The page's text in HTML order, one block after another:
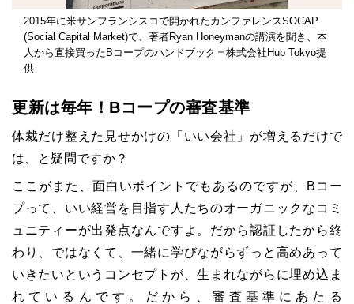
2015年に米サンフランシスコで開かれたカンファレンスSOCAP
(Social Capital Market)で、著者Ryan Honeymanの講演を聞き、本
人から直接買ったBコープのハンドブック＝株式会社Hub Tokyo提
供
更新は毎年！Bコープの審査基準
体裁だけ整えた見せかけの「いい会社」が増えるだけで
は、と疑問ですか？
ここがまた、面白いポイントでもあるのですが、 B コー
プって、いい経営を目指す人たちのオーガニックなコミ
ュニティーが出発点なんですよ。だから認証したから終
わり、ではなくて、一緒に学びながらずっと高めあって
いきたいというコンセプトが、生まれながらに埋め込ま
れているんです。だから、審査基準にあたる